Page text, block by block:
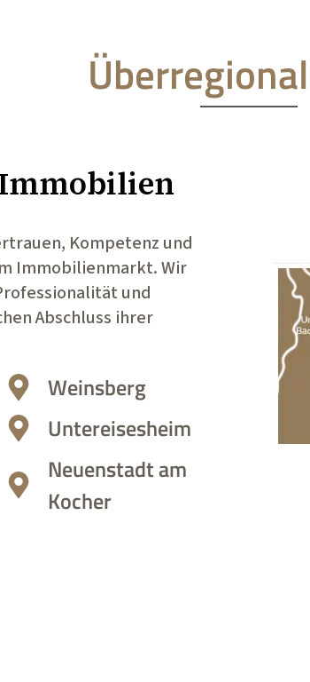
Kompetenz und
Immobilienmarkt. Wir
und
Abschluss ihrer
Weinsberg
Untereisesheim
Neuenstadt am
Kocher